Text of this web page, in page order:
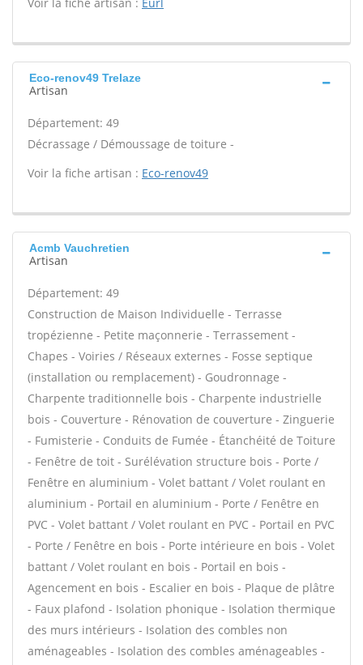
Eco-renov49 Trelaze
Artisan
Département: 49
Décrassage / Démoussage de toiture -
Voir la fiche artisan : Eco-renov49
Acmb Vauchretien
Artisan
Département: 49
Construction de Maison Individuelle - Terrasse
tropézienne - Petite maçonnerie - Terrassement -
Chapes - Voiries / Réseaux externes - Fosse septique
(installation ou remplacement) - Goudronnage -
Charpente traditionnelle bois - Charpente industrielle
bois - Couverture - Rénovation de couverture - Zinguerie
- Fumisterie - Conduits de Fumée - Étanchéité de Toiture
- Fenêtre de toit - Surélévation structure bois - Porte /
Fenêtre en aluminium - Volet battant / Volet roulant en
aluminium - Portail en aluminium - Porte / Fenêtre en
PVC - Volet battant / Volet roulant en PVC - Portail en PVC
- Porte / Fenêtre en bois - Porte intérieure en bois - Volet
battant / Volet roulant en bois - Portail en bois -
Agencement en bois - Escalier en bois - Plaque de plâtre
- Faux plafond - Isolation phonique - Isolation thermique
des murs intérieurs - Isolation des combles non
aménageables - Isolation des combles aménageables -